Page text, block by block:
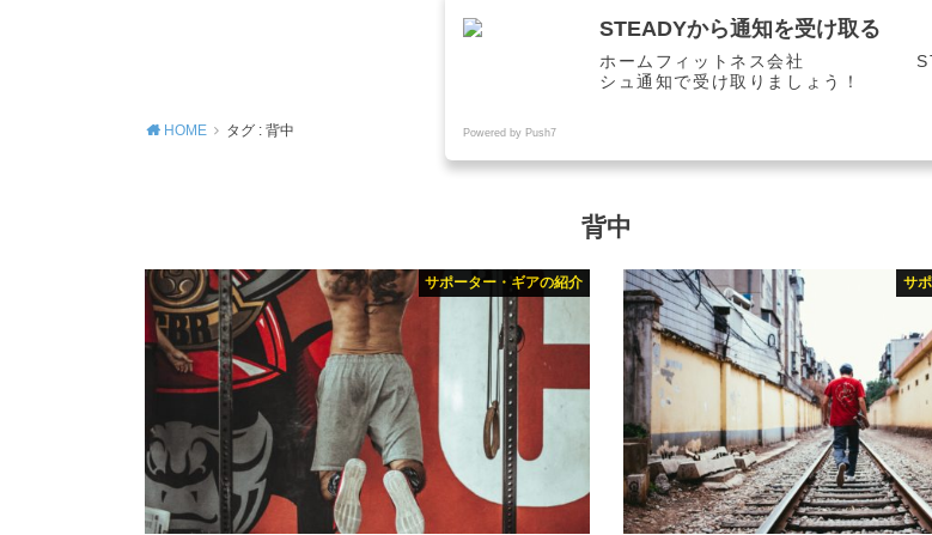
HOME タグ : 背中
背中
サポーター・ギアの紹介 サ
STEADYから通知を受け取る
ホームフィットネス会社
シュ通知で受け取りましょう！
Powered by Push7